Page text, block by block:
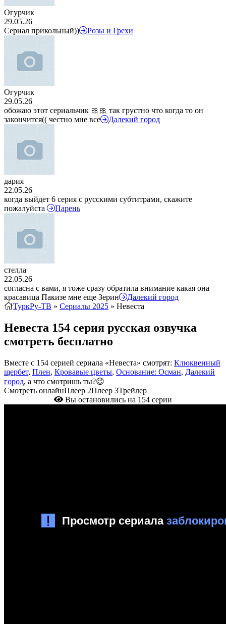
Огурчик
29.05.26
Сериал прикольный))
Розы и Грехи
Огурчик
29.05.26
обожаю этот сериальчик 🎀🎀 так грустно что когда то он
закончится(( честно мне все
Далекий город
дария
22.05.26
когда выйдет 6 серия с русскими субтитрами, скажите
пожалуйста
Парень
стелла
22.05.26
согласна с вами, я тоже сразу обратила внимание какая она
красавица Пакизе мне еще Зерин
Далекий город
ТуркРу-ТВ » Сериалы 2025 » Невеста
Невеста 154 серия русская озвучка
смотреть бесплатно
Вместе с 154 серией сериала «Невеста» смотрят: Клюквенный
щербет, Плен, Кровавые цветы, Основание: Осман, Далекий
город, а что смотришь ты?😉
Смотреть онлайнПлеер 2Плеер 3Трейлер
Вы остановились на 154 серии